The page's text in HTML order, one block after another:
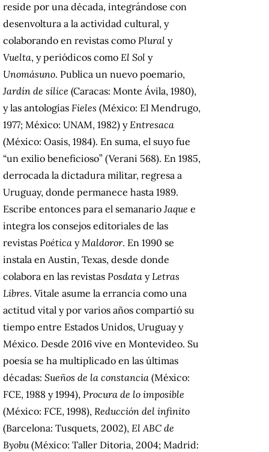
reside por una década, integrándose con
desenvoltura a la actividad cultural, y
colaborando en revistas como Plural y
Vuelta, y periódicos como El Sol y
Unomásuno. Publica un nuevo poemario,
Jardín de sílice (Caracas: Monte Ávila, 1980),
y las antologías Fieles (México: El Mendrugo,
1977; México: UNAM, 1982) yEntresaca
(México: Oasis, 1984). En suma, el suyo fue
“un exilio beneficioso” (Verani 568). En 1985,
derrocada la dictadura militar, regresa a
Uruguay, donde permanece hasta 1989.
Escribe entonces para el semanarioJaque e
integra los consejos editoriales de las
revistas Poética yMaldoror. En 1990 se
instala en Austin, Texas, desde donde
colabora en las revistas Posdata yLetras
Libres. Vitale asume la errancia como una
actitud vital y por varios años compartió su
tiempo entre Estados Unidos, Uruguay y
México. Desde 2016 vive en Montevideo. Su
poesía se ha multiplicado en las últimas
décadas: Sueños de la constancia (México:
FCE, 1988 y 1994), Procura de lo imposible
(México: FCE, 1998), Reducción del infinito
(Barcelona: Tusquets, 2002), El ABC de
Byobu(México: Taller Ditoria, 2004; Madrid: